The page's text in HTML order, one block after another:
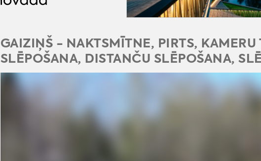
GAIZIŅŠ - NAKTSMĪTNE, PIRTS, KAMERU
SLĒPOŠANA, DISTANČU SLĒPOŠANA,